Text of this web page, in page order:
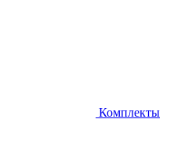
Комплекты